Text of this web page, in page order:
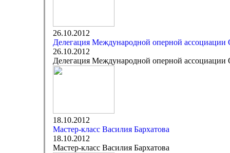
26.10.2012
Делегация Международной оперной ассоциации
26.10.2012
Делегация Международной оперной ассоциации
18.10.2012
Мастер-класс Василия Бархатова
18.10.2012
Мастер-класс Василия Бархатова